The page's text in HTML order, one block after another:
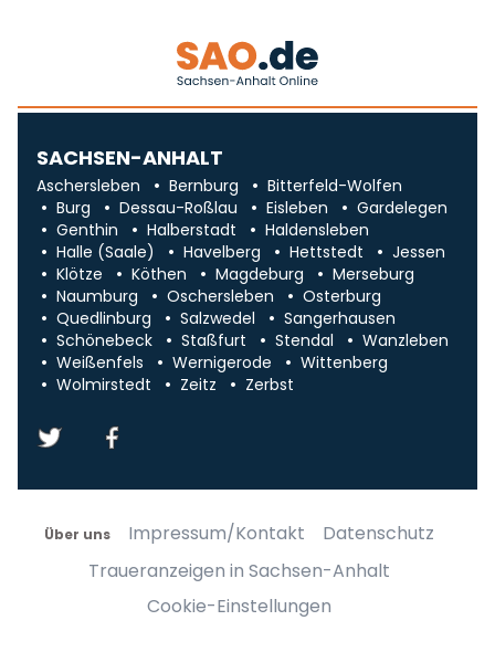
SACHSEN-ANHALT
Aschersleben Bernburg
Bitterfeld-Wolfen
Burg
Dessau-Roßlau Eisleben
Gardelegen
Genthin
Halberstadt
Haldensleben
Halle (Saale)
Havelberg Hettstedt
Jessen
Klötze
Köthen Magdeburg
Merseburg
Naumburg
Oschersleben
Osterburg
Quedlinburg
Salzwedel
Sangerhausen
Schönebeck
Staßfurt Stendal
Wanzleben
Weißenfels
Wernigerode
Wittenberg
Wolmirstedt
Zeitz Zerbst
Über uns Impressum/Kontakt
Datenschutz
Traueranzeigen in Sachsen-Anhalt
Cookie-Einstellungen